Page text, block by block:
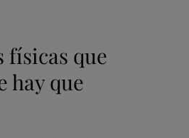
físicas que
hay que